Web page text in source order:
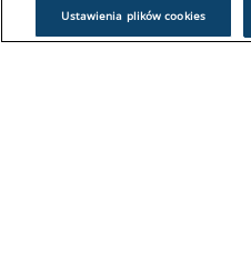
Ustawienia plików cookies